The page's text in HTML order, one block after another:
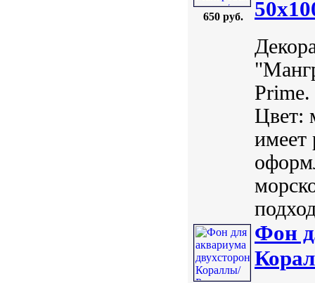
650 руб.
Цвет:
имеет
Фон